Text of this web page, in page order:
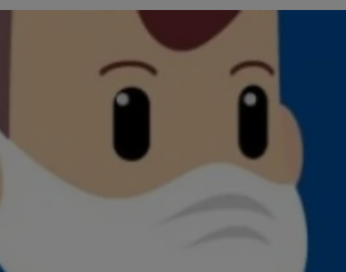
8h00 - 10h00
Les années